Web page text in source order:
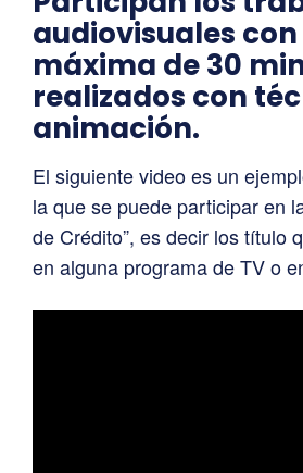
audiovisuales
máxima de 30
realizados con
animación.
El siguiente video es un
la que se puede participar en
de Crédito”, es decir los título
en alguna programa de TV o